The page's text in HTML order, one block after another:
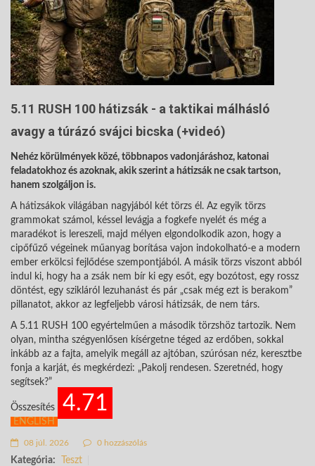
5.11 RUSH 100 hátizsák - a taktikai málhásló
avagy a túrázó svájci bicska (+videó)
Nehéz körülmények közé, többnapos vadonjáráshoz, katonai
feladatokhoz és azoknak, akik szerint a hátizsák ne csak tartson,
hanem szolgáljon is.
A hátizsákok világában nagyjából két törzs él. Az egyik törzs
grammokat számol, késsel levágja a fogkefe nyelét és még a
maradékot is lereszeli, majd mélyen elgondolkodik azon, hogy a
cipőfűző végeinek műanyag borítása vajon indokolható-e a modern
ember erkölcsi fejlődése szempontjából. A másik törzs viszont abból
indul ki, hogy ha a zsák nem bír ki egy esőt, egy bozótost, egy rossz
döntést, egy szikláról lezuhanást és pár „csak még ezt is berakom”
pillanatot, akkor az legfeljebb városi hátizsák, de nem társ.
A 5.11 RUSH 100 egyértelműen a második törzshöz tartozik. Nem
olyan, mintha szégyenlősen kísérgetne téged az erdőben, sokkal
inkább az a fajta, amelyik megáll az ajtóban, szúrósan néz, keresztbe
fonja a karját, és megkérdezi: „Pakolj rendesen. Szeretnéd, hogy
segítsek?”
Összesítés 4.71
ENGLISH
08 júl. 2026 0 hozzászólás
Kategória: Teszt